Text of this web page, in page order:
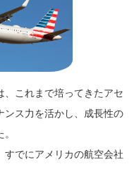
、これまで培ってきたアセ
ンス力を活かし、成長性の
すでにアメリカの航空会社